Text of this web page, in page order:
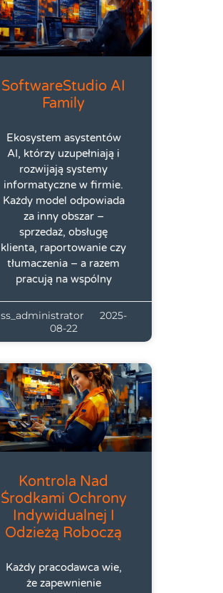
SoftwareStudio AI
Family
Ekosystem asystentów
AI, którzy uzupełniają i
rozwijają systemy
informatyczne w firmie.
Każdy model odpowiada
za inny obszar –
sprzedaż, obsługę
klienta, raportowanie czy
tłumaczenia – a razem
pracują na wspólny
ss_administrator
2025-
08-22
Kontrola Nad
Środkami Ochrony
Indywidualnej I
Odzieżą Roboczą
Każdy pracodawca wie,
że zapewnienie